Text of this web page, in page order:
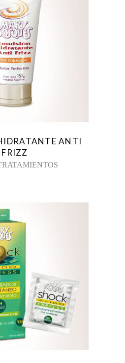
ANTI
FRIZZ